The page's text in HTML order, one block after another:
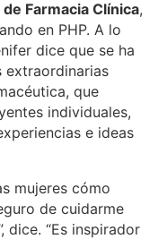
Farmacia Clínica,
en PHP. A lo
dice que se ha
extraordinarias
que
individuales,
e ideas
mujeres cómo
de cuidarme
dice. “Es inspirador